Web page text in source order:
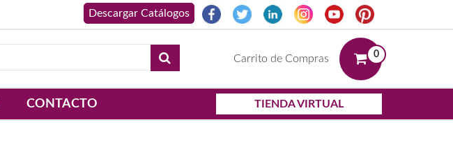
Carrito de Compras 0
CONTACTO TIENDA VIRTUAL